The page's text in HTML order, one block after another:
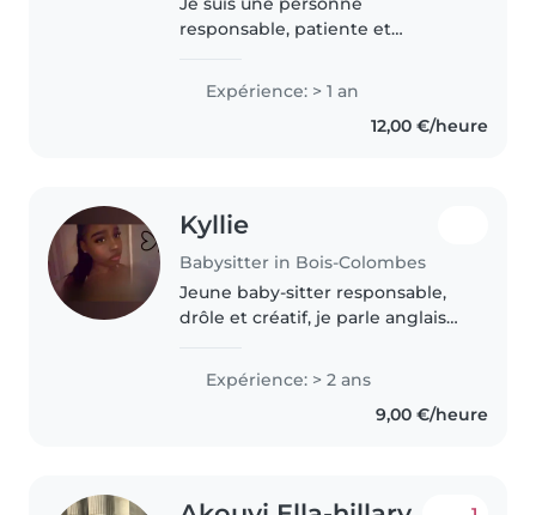
responsable, patiente et
actuellement en France avec un
visa vacances-travail. Au Chili, je
Expérience: > 1 an
12,00 €/heure
Kyllie
Babysitter in Bois-Colombes
Jeune baby-sitter responsable,
drôle et créatif, je parle anglais
d'expérience, je suis à l'aise avec
les tout-petits, les enfants d'âge
Expérience: > 2 ans
9,00 €/heure